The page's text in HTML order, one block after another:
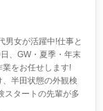
男女が活躍中!仕事と
、GW・夏季・年末
をお任せします!
、半田状態の外観検
スタートの先輩が多